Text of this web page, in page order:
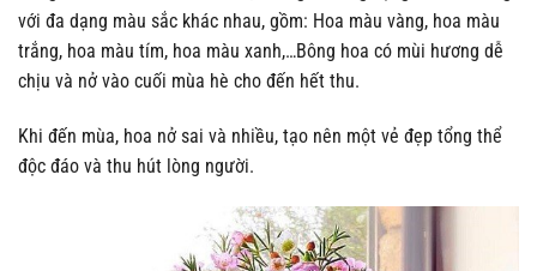
với đa dạng màu sắc khác nhau, gồm: Hoa màu vàng, hoa màu
trắng, hoa màu tím, hoa màu xanh,…Bông hoa có mùi hương dễ
chịu và nở vào cuối mùa hè cho đến hết thu.
Khi đến mùa, hoa nở sai và nhiều, tạo nên một vẻ đẹp tổng thể
độc đáo và thu hút lòng người.